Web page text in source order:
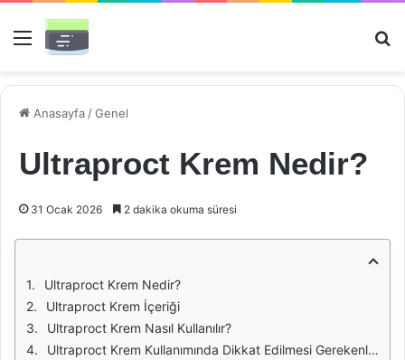
Menü
Anasayfa /Genel
Ultraproct Krem Nedir?
31 Ocak 2026 2 dakika okuma süresi
Ultraproct Krem Nedir?
Ultraproct Krem İçeriği
Ultraproct Krem Nasıl Kullanılır?
Ultraproct Krem Kullanımında Dikkat Edilmesi Gerekenler